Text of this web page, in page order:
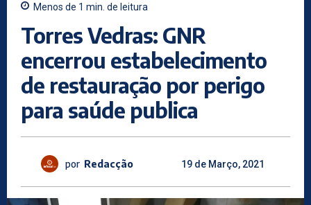
Menos de 1 min. de leitura
Torres Vedras: GNR
encerrou estabelecimento
de restauração por perigo
para saúde publica
por Redacção 19 de Março, 2021